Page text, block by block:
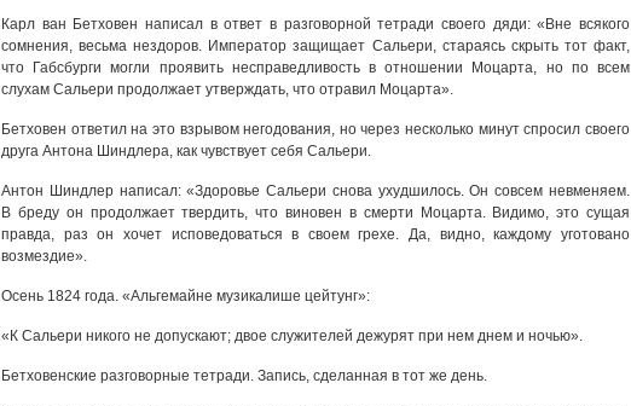
Карл ван Бетховен написал в ответ в разговорной тетради своего дяди: «Вне всякого
сомнения, весьма нездоров. Император защищает Сальери, стараясь скрыть тот факт,
что Габсбурги могли проявить несправедливость в отношении Моцарта, но по всем
слухам Сальери продолжает утверждать, что отравил Моцарта».
Бетховен ответил на это взрывом негодования, но через несколько минут спросил своего
друга Антона Шиндлера, как чувствует себя Сальери.
Антон Шиндлер написал: «Здоровье Сальери снова ухудшилось. Он совсем невменяем.
В бреду он продолжает твердить, что виновен в смерти Моцарта. Видимо, это сущая
правда, раз он хочет исповедоваться в своем грехе. Да, видно, каждому уготовано
возмездие».
Осень 1824 года. «Альгемайне музикалише цейтунг»:
«К Сальери никого не допускают; двое служителей дежурят при нем днем и ночью».
Бетховенские разговорные тетради. Запись, сделанная в тот же день.